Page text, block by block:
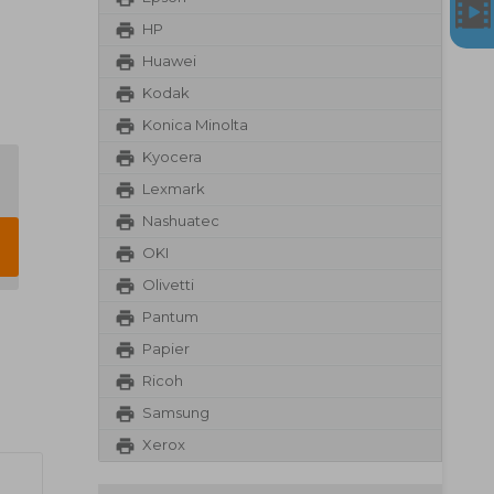
HP
Huawei
Kodak
Konica Minolta
Kyocera
Lexmark
Nashuatec
OKI
Olivetti
Pantum
Papier
Ricoh
Samsung
Xerox